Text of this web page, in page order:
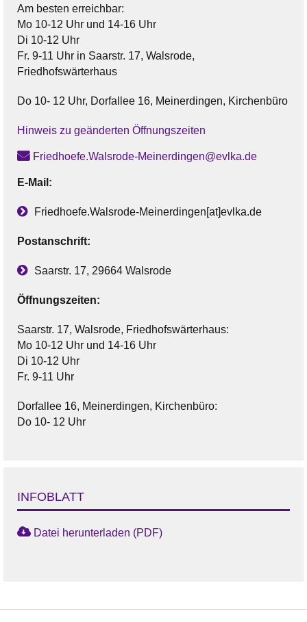
Am besten erreichbar:
Mo 10-12 Uhr und 14-16 Uhr
Di 10-12 Uhr
Fr. 9-11 Uhr in Saarstr. 17, Walsrode,
Friedhofswärterhaus
Do 10- 12 Uhr, Dorfallee 16, Meinerdingen, Kirchenbüro
Hinweis zu geänderten Öffnungszeiten
Friedhoefe.Walsrode-Meinerdingen@evlka.de
E-Mail:
Friedhoefe.Walsrode-Meinerdingen[at]evlka.de
Postanschrift:
Saarstr. 17, 29664 Walsrode
Öffnungszeiten:
Saarstr. 17, Walsrode, Friedhofswärterhaus:
Mo 10-12 Uhr und 14-16 Uhr
Di 10-12 Uhr
Fr. 9-11 Uhr
Dorfallee 16, Meinerdingen, Kirchenbüro:
Do 10- 12 Uhr
INFOBLATT
Datei herunterladen (PDF)